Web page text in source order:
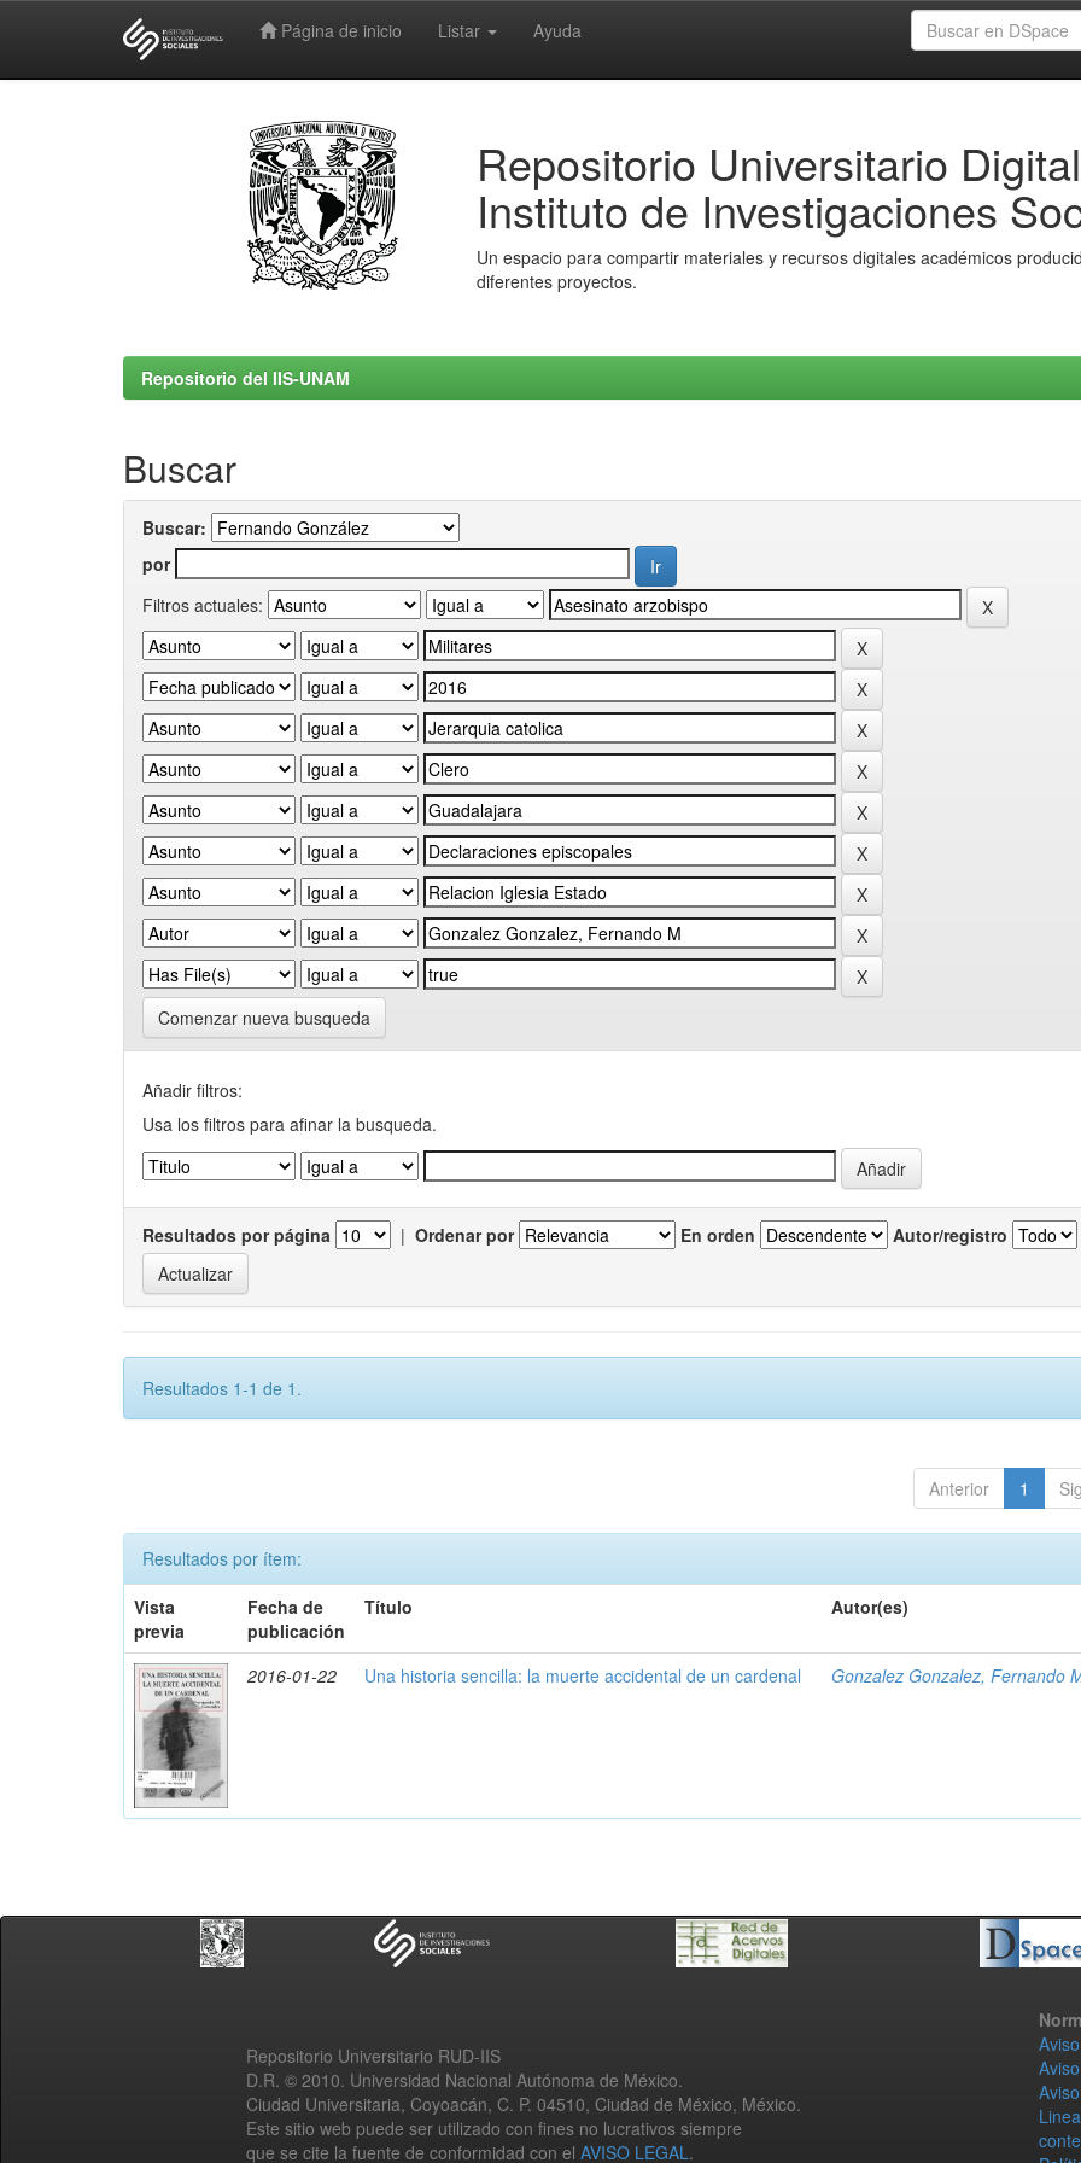
Página de inicio Listar Ayuda
Repositorio Universitario Digital
Instituto de Investigaciones
Un espacio para compartir materiales y recursos digitales académicos
diferentes proyectos.
Repositorio del IIS-UNAM
Buscar
Buscar:
por
Filtros actuales:
Comenzar nueva busqueda
Añadir filtros:
Usa los filtros para afinar la busqueda.
Resultados por página | Ordenar por En orden Autor/registro
Resultados 1-1 de 1.
Anterior 1
Resultados por ítem:
Vista
previa
Fecha de
publicación
Título Autor(es)
2016-01-22 Una historia sencilla: la muerte accidental de un cardenal Gonzalez Gonzalez, Fernando
Repositorio Universitario RUD-IIS
D.R. © 2010. Universidad Nacional Autónoma de México.
Ciudad Universitaria, Coyoacán, C. P. 04510, Ciudad de México, México.
Este sitio web puede ser utilizado con fines no lucrativos siempre
que se cite la fuente de conformidad con el AVISO LEGAL.